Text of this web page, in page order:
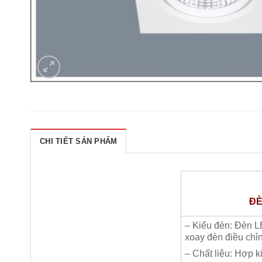
CHI TIẾT SẢN PHẨM
– Kiểu đèn: Đèn
xoay đèn điều
– Chất liệu: Hợp